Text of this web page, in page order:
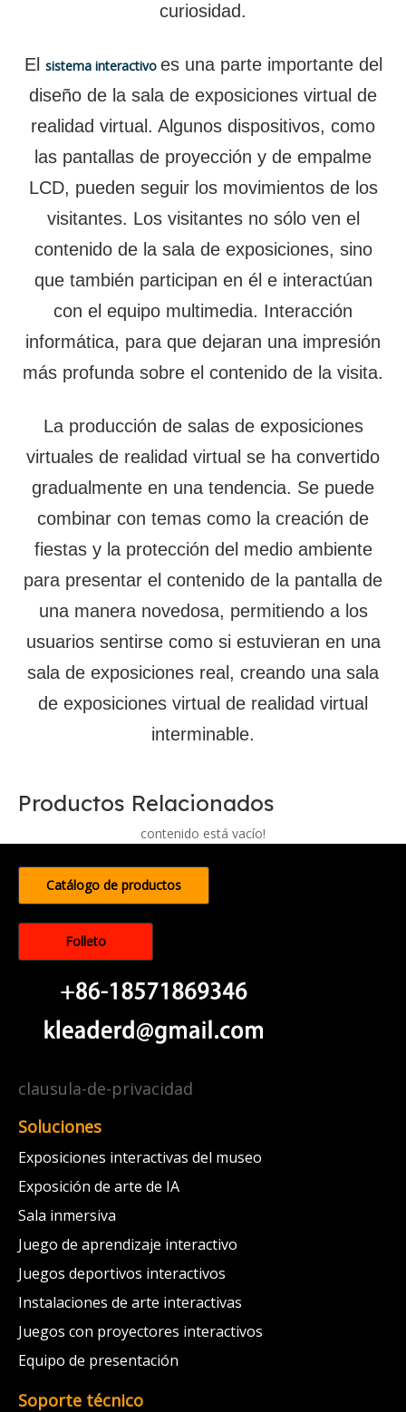
curiosidad.
El sistema interactivo es una parte importante del
diseño de la sala de exposiciones virtual de
realidad virtual. Algunos dispositivos, como
las pantallas de proyección y de empalme
LCD, pueden seguir los movimientos de los
visitantes. Los visitantes no sólo ven el
contenido de la sala de exposiciones, sino
que también participan en él e interactúan
con el equipo multimedia. Interacción
informática, para que dejaran una impresión
más profunda sobre el contenido de la visita.
La producción de salas de exposiciones
virtuales de realidad virtual se ha convertido
gradualmente en una tendencia. Se puede
combinar con temas como la creación de
fiestas y la protección del medio ambiente
para presentar el contenido de la pantalla de
una manera novedosa, permitiendo a los
usuarios sentirse como si estuvieran en una
sala de exposiciones real, creando una sala
de exposiciones virtual de realidad virtual
interminable.
Productos Relacionados
contenido está vacío!
Catálogo de productos
Folleto
clausula-de-privacidad
Soluciones
Exposiciones interactivas del museo
Exposición de arte de IA
Sala inmersiva
Juego de aprendizaje interactivo
Juegos deportivos interactivos
Instalaciones de arte interactivas
Juegos con proyectores interactivos
Equipo de presentación
Soporte técnico